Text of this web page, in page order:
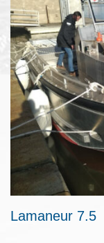
Lamaneur 7.5